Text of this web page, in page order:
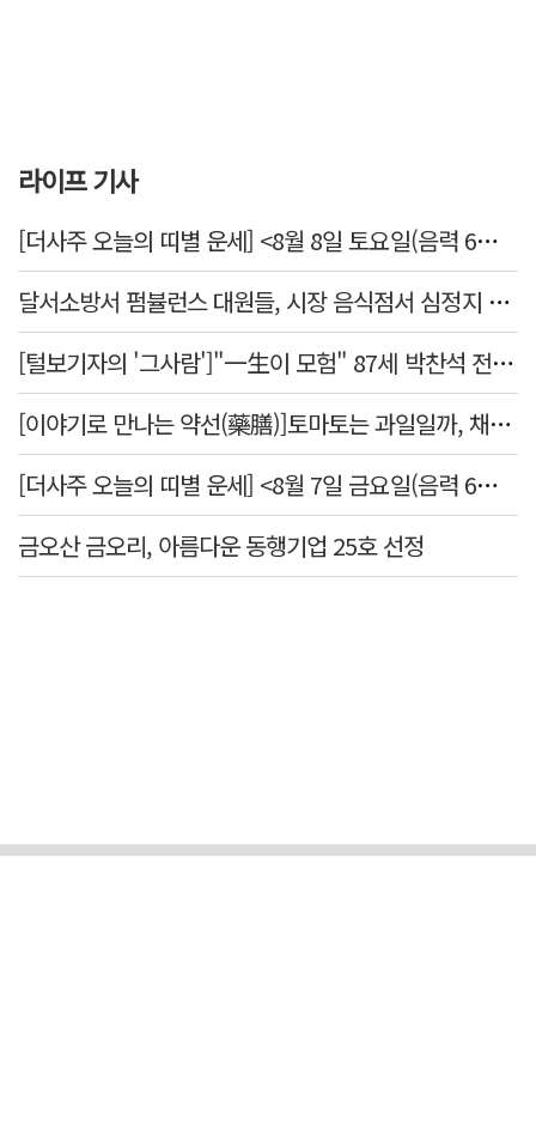
라이프 기사
[더사주 오늘의 띠별 운세] <8월 8일 토요일(음력 6월26일)>
달서소방서 펌뷸런스 대원들, 시장 음식점서 심정지 환자 생명 살려
[털보기자의 '그사람']"一生이 모험" 87세 박찬석 전 경북대 총장
[이야기로 만나는 약선(藥膳)]토마토는 과일일까, 채소일까
[더사주 오늘의 띠별 운세] <8월 7일 금요일(음력 6월25일)>
금오산 금오리, 아름다운 동행기업 25호 선정